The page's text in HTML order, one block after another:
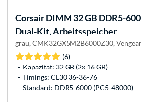
CorsairDIMM 32 GB DDR5-
Dual-Kit, Arbeitsspeicher
grau, CMK32GX5M2B6000Z30,
(6)
Kapazität: 32 GB (2x 16 GB)
Timings: CL30 36-36-76
Standard: DDR5-6000 (PC5-48000)